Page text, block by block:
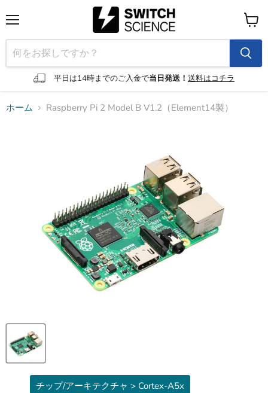
ニ
ュ
ー
平日は14時までのご入金で当日発送！ 送料はコチラ
カ
ー
ト
を
見
ホーム Raspberry Pi 2 Model B V1.2（Element14製）
チップ/アーキテクチャ > Cortex-A5x